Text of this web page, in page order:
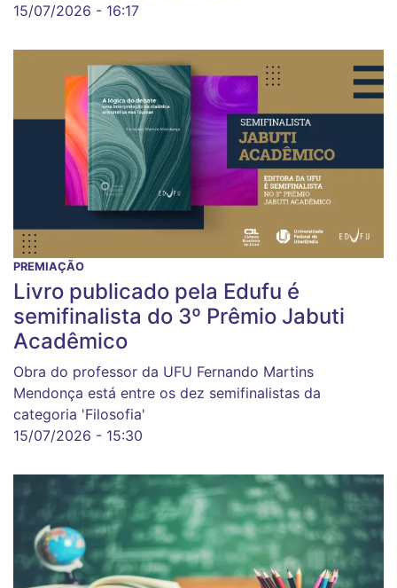
15/07/2026 - 16:17
PREMIAÇÃO
Livro publicado pela Edufu é
semifinalista do 3º Prêmio Jabuti
Acadêmico
Obra do professor da UFU Fernando Martins
Mendonça está entre os dez semifinalistas da
categoria 'Filosofia'
15/07/2026 - 15:30